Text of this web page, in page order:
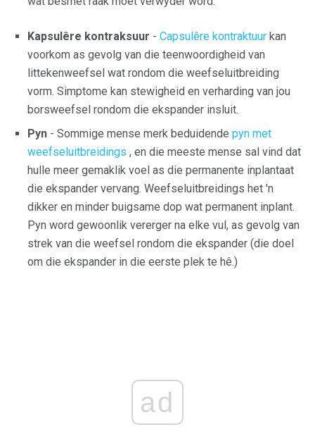
Kapsulêre kontraksuur - Capsulêre kontraktuur kan
voorkom as gevolg van die teenwoordigheid van
littekenweefsel wat rondom die weefseluitbreiding
vorm. Simptome kan stewigheid en verharding van jou
borsweefsel rondom die ekspander insluit.
Pyn - Sommige mense merk beduidende pyn met
weefseluitbreidings , en die meeste mense sal vind dat
hulle meer gemaklik voel as die permanente inplantaat
die ekspander vervang. Weefseluitbreidings het 'n
dikker en minder buigsame dop wat permanent inplant.
Pyn word gewoonlik vererger na elke vul, as gevolg van
strek van die weefsel rondom die ekspander (die doel
om die ekspander in die eerste plek te hê.)
ad